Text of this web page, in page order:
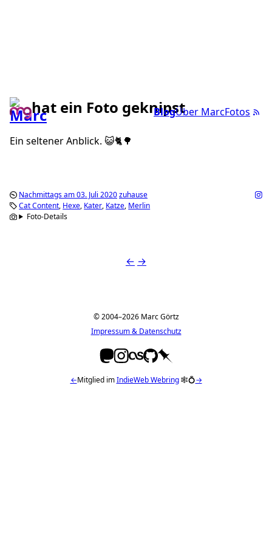
BlogÜber MarcFotos
hat ein Foto geknipst
Ein seltener Anblick. 😺🐈🌳
Nachmittags am 03. Juli 2020zuhause
Cat Content Hexe Kater Katze Merlin
Foto-Details
← →
© 2004–2026 Marc Görtz
Impressum & Datenschutz
←Mitglied imIndieWeb Webring🕸💍→